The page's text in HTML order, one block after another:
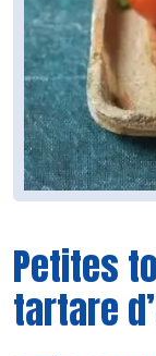
Petites
tartare